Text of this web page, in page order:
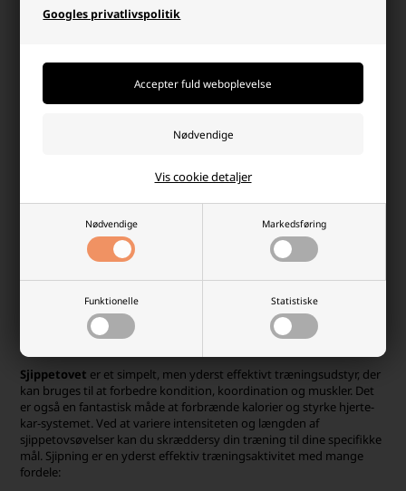
Googles privatlivspolitik
Nødvendige Markedsføring
Funktionelle Statistiske
Vis cookie detaljer
Forbedr din træning med det rette
fitnessudstyr
alsidig og effektiv træningsrutine, der optimerer forskellige
boksebold-session for at forbedre styrke og reaktionsevne. Støtte
til albuer og håndled kan anvendes under hele træningen for at
bredt udvalg af fitnessudstyr til den optimale træning.
oppustelig boksebold
er ideel til at forbedre koordination,
reaktionsevne og udholdenhed. Den giver en realistisk
da den er blød og fjedrende. Ved at bruge en oppustelig boksebold
kan du forbedre din teknik, styrke og udholdenhed inden for
kampsport og fitness.
Sjippetovet er et simpelt, men yderst effektivt træningsudstyr, der
kan bruges til at forbedre kondition, koordination og muskler. Det
er også en fantastisk måde at forbrænde kalorier og styrke hjerte-
kar-systemet. Ved at variere intensiteten og længden af
sjippetovsøvelser kan du skræddersy din træning til dine specifikke
mål. Sjipning er en yderst effektiv træningsaktivitet med mange
fordele: